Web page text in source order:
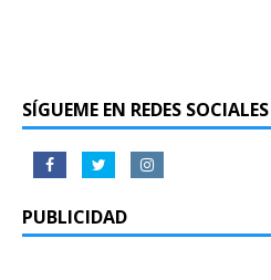
SÍGUEME EN REDES SOCIALES
PUBLICIDAD